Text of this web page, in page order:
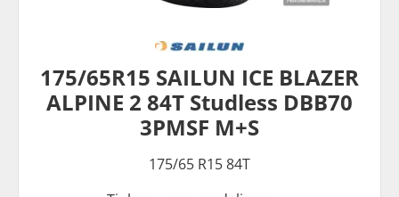
175/65R15 SAILUN ICE BLAZER
ALPINE 2 84T Studless DBB70
3PMSF M+S
175/65 R15 84T